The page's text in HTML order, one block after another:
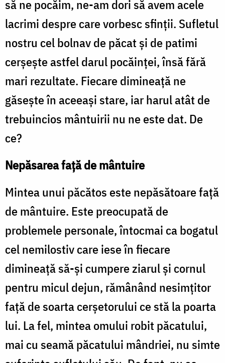
să ne pocăim, ne-am dori să avem acele
lacrimi despre care vorbesc sfinţii. Sufletul
nostru cel bolnav de păcat şi de patimi
cerşeşte astfel darul pocăinţei, însă fără
mari rezultate. Fiecare dimineaţă ne
găseşte în aceeaşi stare, iar harul atât de
trebuincios mântuirii nu ne este dat. De
ce?
Nepăsarea faţă de mântuire
Mintea unui păcătos este nepăsătoare faţă
de mântuire. Este preocupată de
problemele personale, întocmai ca bogatul
cel nemilostiv care iese în fiecare
dimineaţă să-şi cumpere ziarul şi cornul
pentru micul dejun, rămânând nesimţitor
faţă de soarta cerşetorului ce stă la poarta
lui. La fel, mintea omului robit păcatului,
mai cu seamă păcatului mândriei, nu simte